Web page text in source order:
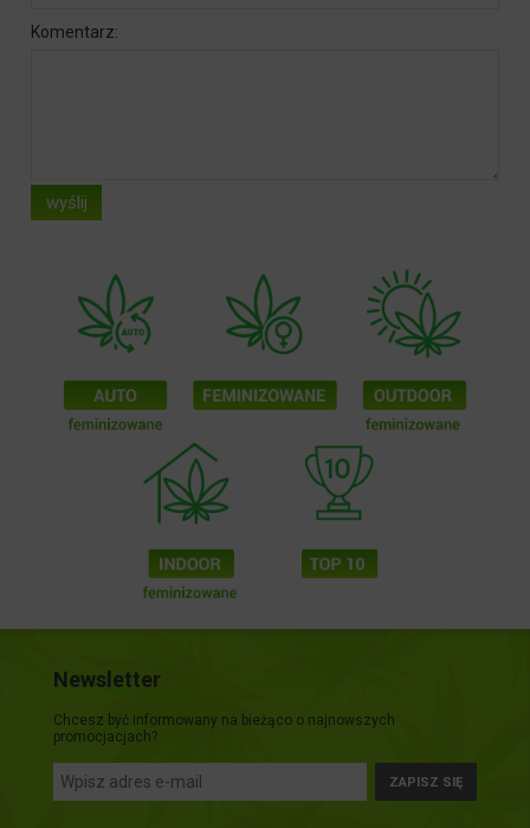
Komentarz:
wyślij
Newsletter
Chcesz być informowany na bieżąco o najnowszych
promocjacjach?
ZAPISZ SIĘ